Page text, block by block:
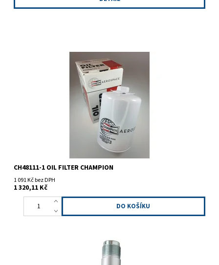
Champion CH48111-1, olejový filtr.
CH48111-1 OIL FILTER CHAMPION
1 091 Kč bez DPH
1 320,11 Kč